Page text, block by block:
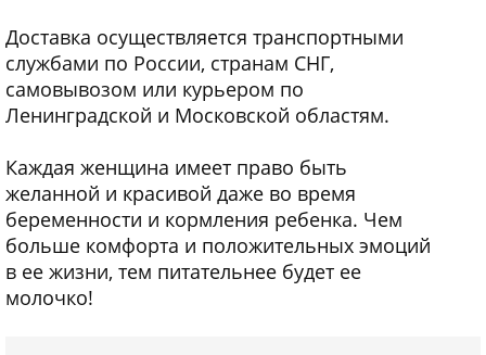
Доставка осуществляется транспортными
службами по России, странам СНГ,
самовывозом или курьером по
Ленинградской и Московской областям.
Каждая женщина имеет право быть
желанной и красивой даже во время
беременности и кормления ребенка. Чем
больше комфорта и положительных эмоций
в ее жизни, тем питательнее будет ее
молочко!